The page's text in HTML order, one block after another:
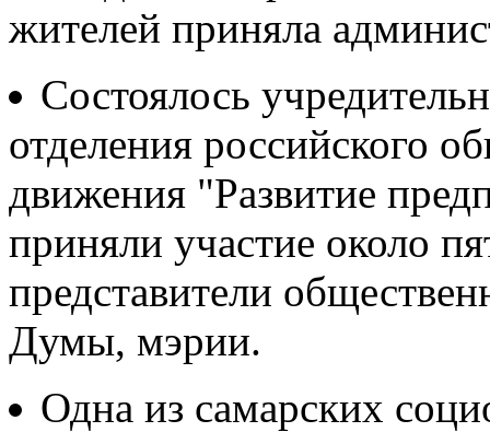
жителей приняла
Cостоялось
отделения российского
движения "Развитие
приняли участие около
представители
Думы, мэрии.
Одна из самарских